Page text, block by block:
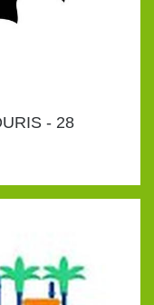
- 28